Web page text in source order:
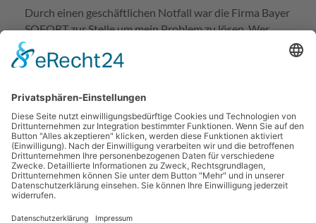
Durch einen geschäftlichen Notfall war die Firma Bayer
SOFORT zur Stelle um mein Problem zu lösen. Wer
diese nicht beauftragt ist wirklich dumm -)
Wir bedanken uns bei Frau Maren Weckert für die tolle
Rezension die uns über Google erreicht hat.
Vereinbaren auch Sie gleich einen Termin für ein
unverbindliches und kostenfreies Beratungsgespräch: Tel.
0931 / 63065 oderinfo@sanitaer-bayer.de